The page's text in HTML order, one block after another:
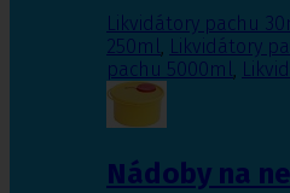
Likvidátory pachu
250ml, Likvidátory
pachu 5000ml,
Nádoby na